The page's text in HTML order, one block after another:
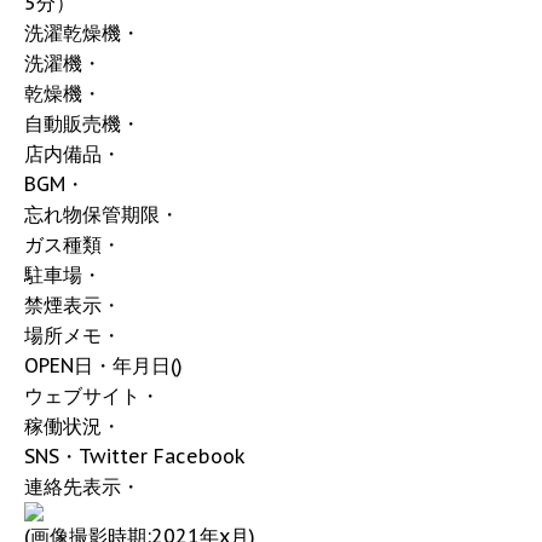
洗濯乾燥機・
洗濯機・
乾燥機・
自動販売機・
店内備品・
BGM・
忘れ物保管期限・
ガス種類・
駐車場・
禁煙表示・
場所メモ・
OPEN日・年月日()
ウェブサイト・
稼働状況・
SNS・Twitter Facebook
連絡先表示・
(画像撮影時期:2021年x月)